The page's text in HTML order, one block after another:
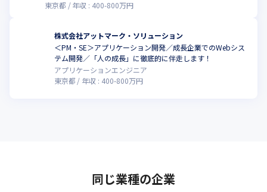
東京都
年収 : 400-800万円
株式会社アットマーク・ソリューション
＜PM・SE＞アプリケーション開発／成長企業でのWebシス
テム開発／「人の成長」に徹底的に伴走します！
アプリケーションエンジニア
東京都
年収 : 400-800万円
同じ業種の企業